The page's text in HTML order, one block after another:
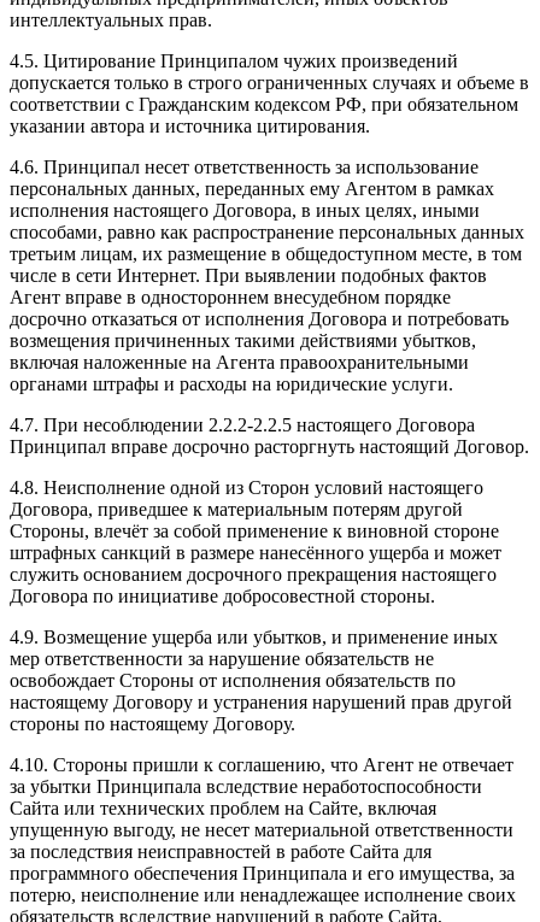
интеллектуальных прав.
4.5. Цитирование Принципалом чужих произведений
допускается только в строго ограниченных случаях и объеме в
соответствии с Гражданским кодексом РФ, при обязательном
указании автора и источника цитирования.
4.6. Принципал несет ответственность за использование
персональных данных, переданных ему Агентом в рамках
исполнения настоящего Договора, в иных целях, иными
способами, равно как распространение персональных данных
третьим лицам, их размещение в общедоступном месте, в том
числе в сети Интернет. При выявлении подобных фактов
Агент вправе в одностороннем внесудебном порядке
досрочно отказаться от исполнения Договора и потребовать
возмещения причиненных такими действиями убытков,
включая наложенные на Агента правоохранительными
органами штрафы и расходы на юридические услуги.
4.7. При несоблюдении 2.2.2-2.2.5 настоящего Договора
Принципал вправе досрочно расторгнуть настоящий Договор.
4.8. Неисполнение одной из Сторон условий настоящего
Договора, приведшее к материальным потерям другой
Стороны, влечёт за собой применение к виновной стороне
штрафных санкций в размере нанесённого ущерба и может
служить основанием досрочного прекращения настоящего
Договора по инициативе добросовестной стороны.
4.9. Возмещение ущерба или убытков, и применение иных
мер ответственности за нарушение обязательств не
освобождает Стороны от исполнения обязательств по
настоящему Договору и устранения нарушений прав другой
стороны по настоящему Договору.
4.10. Стороны пришли к соглашению, что Агент не отвечает
за убытки Принципала вследствие неработоспособности
Сайта или технических проблем на Сайте, включая
упущенную выгоду, не несет материальной ответственности
за последствия неисправностей в работе Сайта для
программного обеспечения Принципала и его имущества, за
потерю, неисполнение или ненадлежащее исполнение своих
обязательств вследствие нарушений в работе Сайта,